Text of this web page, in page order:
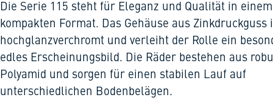
Die Serie 115 steht für Eleganz und Qualität in einem
kompakten Format. Das Gehäuse aus Zinkdruckguss
hochglanzverchromt und verleiht der Rolle ein
edles Erscheinungsbild. Die Räder bestehen aus
Polyamid und sorgen für einen stabilen Lauf auf
unterschiedlichen Bodenbelägen.